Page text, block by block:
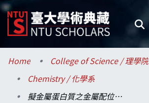
Communities & Collections
Research Outputs
Home
College of Science / 理學院
Chemistry / 化學系
擬金屬蛋白質之金屬配位化合物氧化反應研究